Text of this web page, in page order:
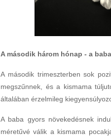
A második három hónap - a
A második trimeszterben sok
megszűnnek, és a kismama
általában érzelmileg
A baba gyors növekedésnek
méretűvé válik a kismama